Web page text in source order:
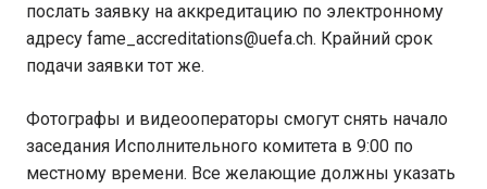
послать заявку на аккредитацию по электронному
адресу fame_accreditations@uefa.ch. Крайний срок
подачи заявки тот же.
Фотографы и видеооператоры смогут снять начало
заседания Исполнительного комитета в 9:00 по
местному времени. Все желающие должны указать